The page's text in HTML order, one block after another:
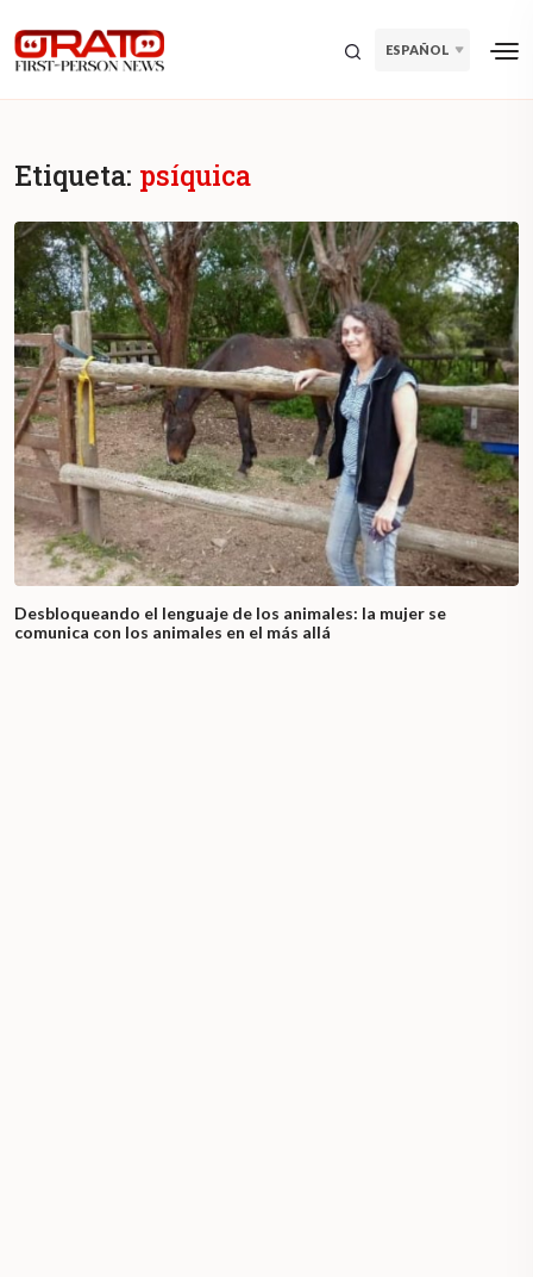
ESPAÑOL
Etiqueta: psíquica
Desbloqueando el lenguaje de los animales: la mujer se
comunica con los animales en el más allá